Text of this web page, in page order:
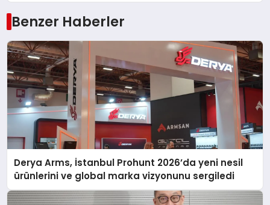
Benzer Haberler
Derya Arms, İstanbul Prohunt 2026’da yeni nesil
ürünlerini ve global marka vizyonunu sergiledi